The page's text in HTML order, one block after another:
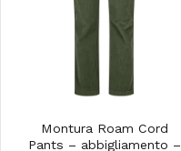
Montura Roam Cord
Pants – abbigliamento –